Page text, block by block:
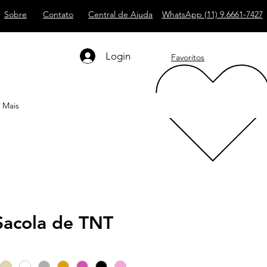
Sobre Contato Central de Ajuda WhatsApp (11) 9.6661-7427
Login Favoritos
Mais
de TNT